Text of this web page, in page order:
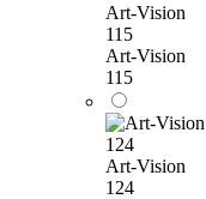
Art-Vision
115
Art-Vision
115
Art-Vision
124